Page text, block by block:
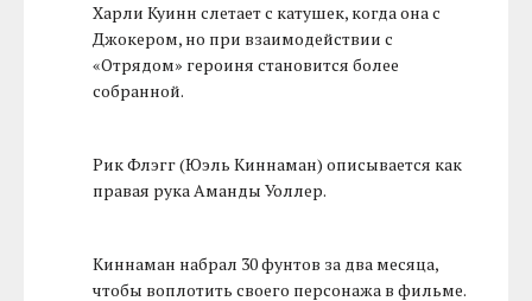
Харли Куинн слетает с катушек, когда она с
Джокером, но при взаимодействии с
«Отрядом» героиня становится более
собранной.
Рик Флэгг (Юэль Киннаман) описывается как
правая рука Аманды Уоллер.
Киннаман набрал 30 фунтов за два месяца,
чтобы воплотить своего персонажа в фильме.